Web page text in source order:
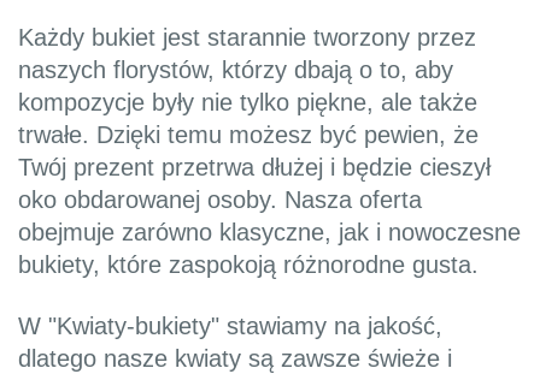
Każdy bukiet jest starannie tworzony przez
naszych florystów, którzy dbają o to, aby
kompozycje były nie tylko piękne, ale także
trwałe. Dzięki temu możesz być pewien, że
Twój prezent przetrwa dłużej i będzie cieszył
oko obdarowanej osoby. Nasza oferta
obejmuje zarówno klasyczne, jak i nowoczesne
bukiety, które zaspokoją różnorodne gusta.
W "Kwiaty-bukiety" stawiamy na jakość,
dlatego nasze kwiaty są zawsze świeże i